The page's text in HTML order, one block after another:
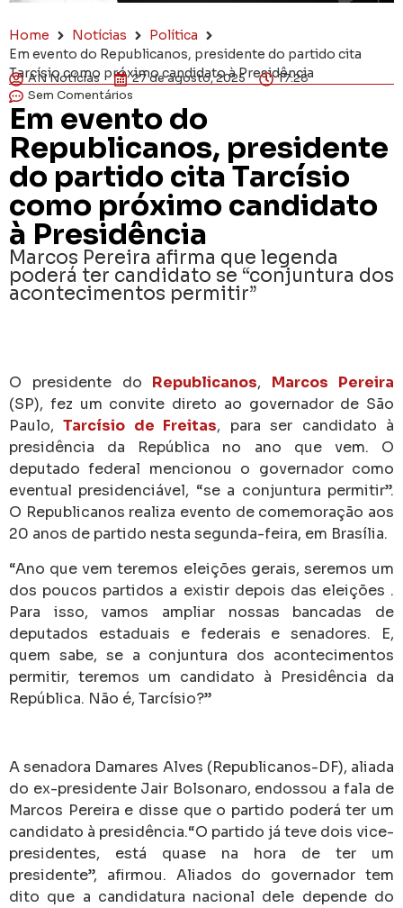
Home Notícias
Política
Em evento do Republicanos, presidente do partido cita
Tarcísio como próximo candidato à Presidência
AN Notícias 27 de agosto, 2025
17:28
Sem Comentários
Em evento do
Republicanos, presidente
do partido cita Tarcísio
como próximo candidato
à Presidência
Marcos Pereira afirma que legenda
poderá ter candidato se “conjuntura dos
acontecimentos permitir”
O presidente do Republicanos, Marcos Pereira
(SP), fez um convite direto ao governador de São
Paulo,Tarcísio de Freitas, para ser candidato à
presidência da República no ano que vem. O
deputado federal mencionou o governador como
eventual presidenciável, “se a conjuntura permitir”.
O Republicanos realiza evento de comemoração aos
20 anos de partido nesta segunda-feira, em Brasília.
“Ano que vem teremos eleições gerais, seremos um
dos poucos partidos a existir depois das eleições .
Para isso, vamos ampliar nossas bancadas de
deputados estaduais e federais e senadores. E,
quem sabe, se a conjuntura dos acontecimentos
permitir, teremos um candidato à Presidência da
República. Não é, Tarcísio?”
A senadora Damares Alves (Republicanos-DF), aliada
do ex-presidente Jair Bolsonaro, endossou a fala de
Marcos Pereira e disse que o partido poderá ter um
candidato à presidência.“O partido já teve dois vice-
presidentes, está quase na hora de ter um
presidente”, afirmou. Aliados do governador tem
dito que a candidatura nacional dele depende do